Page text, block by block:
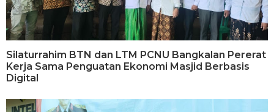
Silaturrahim BTN dan LTM PCNU Bangkalan Pererat
Kerja Sama Penguatan Ekonomi Masjid Berbasis
Digital